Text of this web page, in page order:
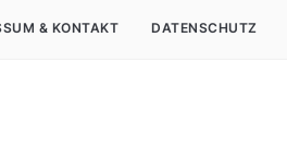
& KONTAKT DATENSCHUTZ